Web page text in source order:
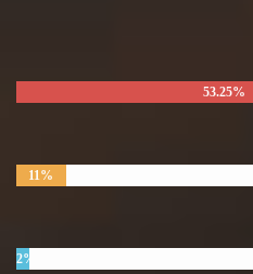
53.25%
11%
2%